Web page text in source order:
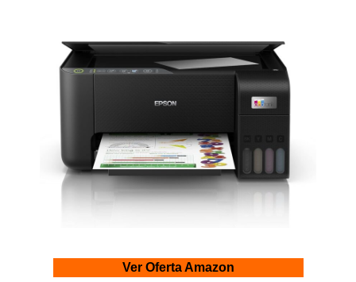
Ver Oferta Amazon